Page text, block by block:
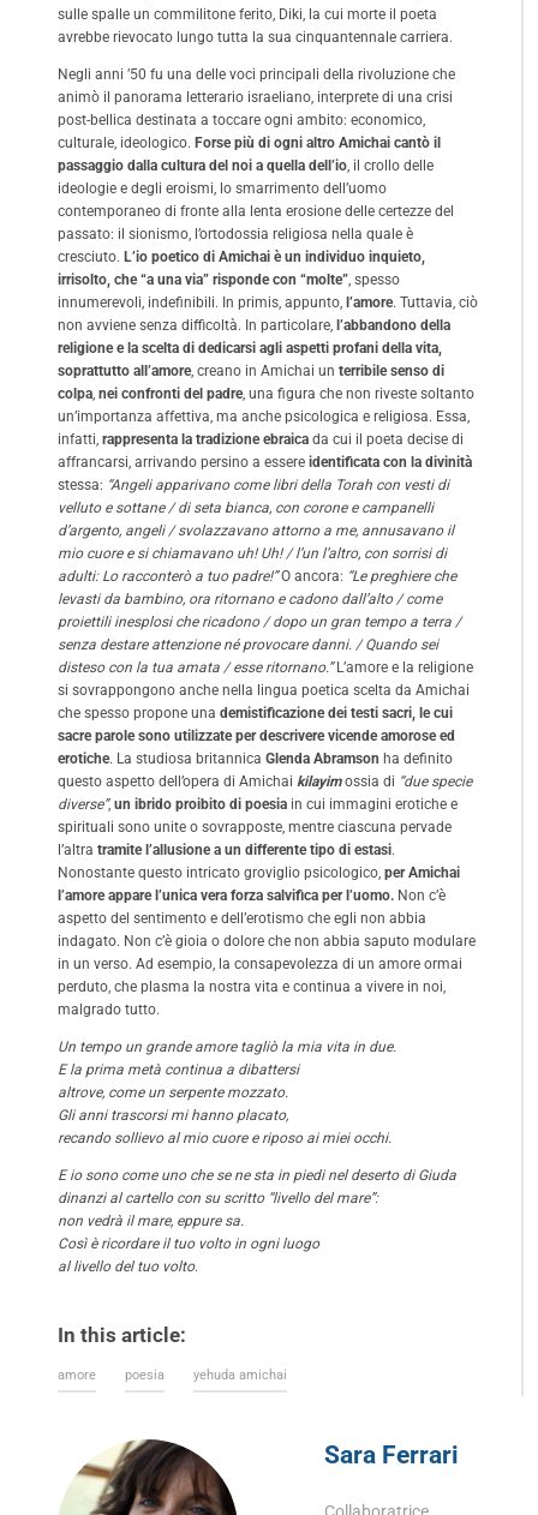
sulle spalle un commilitone ferito, Diki, la cui morte il poeta
avrebbe rievocato lungo tutta la sua cinquantennale carriera.
Negli anni ’50 fu una delle voci principali della rivoluzione che
animò il panorama letterario israeliano, interprete di una crisi
post-bellica destinata a toccare ogni ambito: economico,
culturale, ideologico. Forse più di ogni altro Amichai cantò il
passaggio dalla cultura del noi a quella dell’io , il crollo delle
ideologie e degli eroismi, lo smarrimento dell’uomo
contemporaneo di fronte alla lenta erosione delle certezze del
passato: il sionismo, l’ortodossia religiosa nella quale è
cresciuto. L’io poetico di Amichai è un individuo inquieto,
irrisolto, che “a una via” risponde con “molte” , spesso
innumerevoli, indefinibili. In primis, appunto, l’amore. Tuttavia, ciò
non avviene senza difficoltà. In particolare, l’abbandono della
religione e la scelta di dedicarsi agli aspetti profani della vita,
soprattutto all’amore, creano in Amichai un terribile senso di
colpa nei confronti del padre, una figura che non riveste soltanto
un’importanza affettiva, ma anche psicologica e religiosa. Essa,
infatti, rappresenta la tradizione ebraica da cui il poeta decise di
affrancarsi, arrivando persino a essere identificata con la divinità
stessa: “Angeli apparivano come libri della Torah con vesti di
velluto e sottane / di seta bianca, con corone e campanelli
d’argento, angeli / svolazzavano attorno a me, annusavano il
mio cuore e si chiamavano uh! Uh! / l’un l’altro, con sorrisi di
adulti: Lo racconterò a tuo padre!”O ancora: “Le preghiere che
levasti da bambino, ora ritornano e cadono dall’alto / come
proiettili inesplosi che ricadono / dopo un gran tempo a terra /
senza destare attenzione né provocare danni. / Quando sei
disteso con la tua amata / esse ritornano.”L’amore e la religione
si sovrappongono anche nella lingua poetica scelta da Amichai
che spesso propone una demistificazione dei testi sacri, le cui
sacre parole sono utilizzate per descrivere vicende amorose ed
erotiche. La studiosa britannica Glenda Abramson ha definito
questo aspetto dell’opera di Amichai kilayimossia di “due specie
diverse”, un ibrido proibito di poesia in cui immagini erotiche e
spirituali sono unite o sovrapposte, mentre ciascuna pervade
l’altra tramite l’allusione a un differente tipo di estasi.
Nonostante questo intricato groviglio psicologico, per Amichai
l’amore appare l’unica vera forza salvifica per l’uomo. Non c’è
aspetto del sentimento e dell’erotismo che egli non abbia
indagato. Non c’è gioia o dolore che non abbia saputo modulare
in un verso. Ad esempio, la consapevolezza di un amore ormai
perduto, che plasma la nostra vita e continua a vivere in noi,
malgrado tutto.
Un tempo un grande amore tagliò la mia vita in due.
E la prima metà continua a dibattersi
altrove, come un serpente mozzato.
Gli anni trascorsi mi hanno placato,
recando sollievo al mio cuore e riposo ai miei occhi.
E io sono come uno che se ne sta in piedi nel deserto di Giuda
dinanzi al cartello con su scritto “livello del mare”:
non vedrà il mare, eppure sa.
Così è ricordare il tuo volto in ogni luogo
al livello del tuo volto.
In this article:
amore poesia yehuda amichai
Sara Ferrari
Collaboratrice